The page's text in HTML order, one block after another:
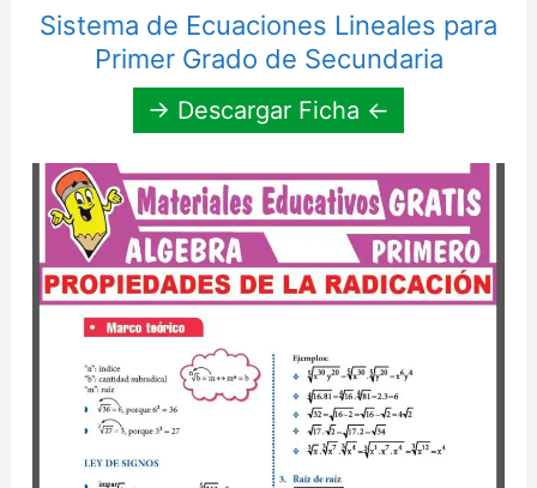
Sistema de Ecuaciones Lineales para
Primer Grado de Secundaria
→ Descargar Ficha ←